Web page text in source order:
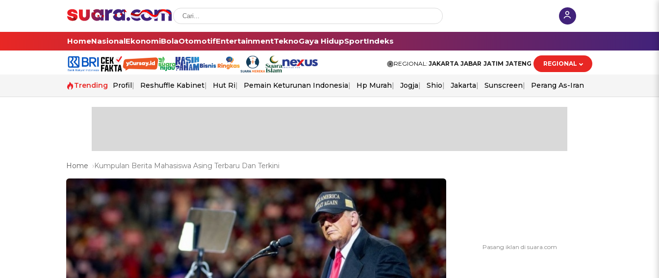
HomeNasionalEkonomiBolaOtomotifEntertainmentTeknoGaya HidupSportIndeks
REGIONAL: JAKARTA JABAR JATIM JATENG REGIONAL
Trending Profil Reshuffle Kabinet Hut Ri Pemain Keturunan Indonesia Hp Murah Jogja Shio Jakarta Sunscreen Perang As-Iran
Home Kumpulan Berita Mahasiswa Asing Terbaru Dan Terkini